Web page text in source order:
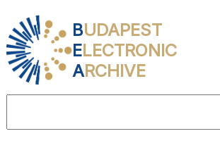
BUDAPEST
ELECTRONIC
ARCHIVE